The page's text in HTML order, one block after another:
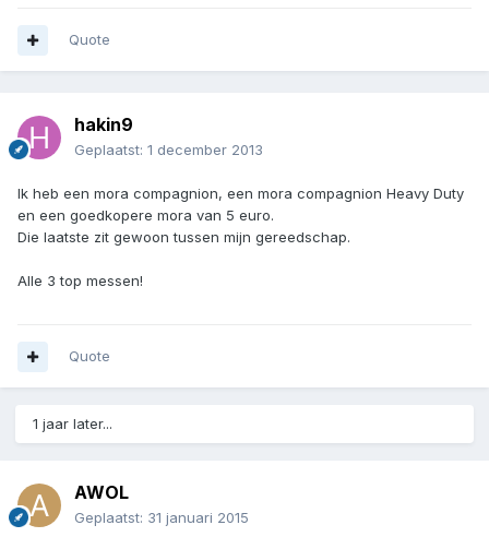
Quote
hakin9
Geplaatst: 1 december 2013
Ik heb een mora compagnion, een mora compagnion Heavy Duty
en een goedkopere mora van 5 euro.
Die laatste zit gewoon tussen mijn gereedschap.
Alle 3 top messen!
Quote
1 jaar later...
AWOL
Geplaatst: 31 januari 2015